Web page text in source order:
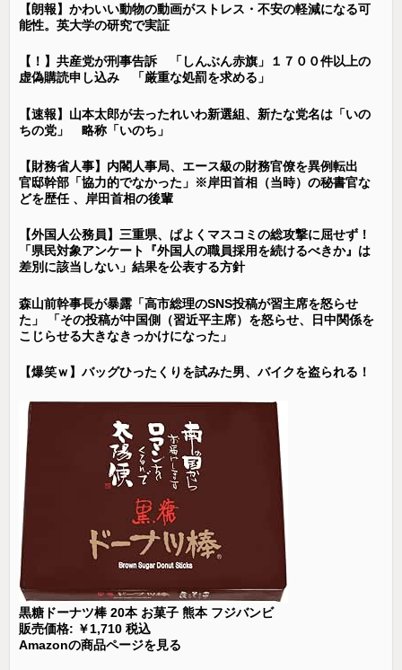
【朗報】かわいい動物の動画がストレス・不安の軽減になる可
能性。英大学の研究で実証
【！】共産党が刑事告訴 「しんぶん赤旗」１７００件以上の
虚偽購読申し込み 「厳重な処罰を求める」
【速報】山本太郎が去ったれいわ新選組、新たな党名は「いの
ちの党」 略称「いのち」
【財務省人事】内閣人事局、エース級の財務官僚を異例転出
官邸幹部「協力的でなかった」※岸田首相（当時）の秘書官な
どを歴任 、岸田首相の後輩
【外国人公務員】三重県、ぱよくマスコミの総攻撃に屈せず！
「県民対象アンケート『外国人の職員採用を続けるべきか』は
差別に該当しない」結果を公表する方針
森山前幹事長が暴露「高市総理のSNS投稿が習主席を怒らせ
た」 「その投稿が中国側（習近平主席）を怒らせ、日中関係を
こじらせる大きなきっかけになった」
【爆笑ｗ】バッグひったくりを試みた男、バイクを盗られる！
黒糖ドーナツ棒 20本 お菓子 熊本 フジバンビ
販売価格: ￥1,710 税込
Amazonの商品ページを見る